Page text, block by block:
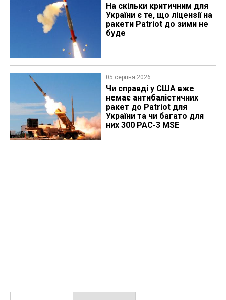
На скільки критичним для
України є те, що ліцензії на
ракети Patriot до зими не
буде
05 серпня 2026
Чи справді у США вже
немає антибалістичних
ракет до Patriot для
України та чи багато для
них 300 PAC-3 MSE